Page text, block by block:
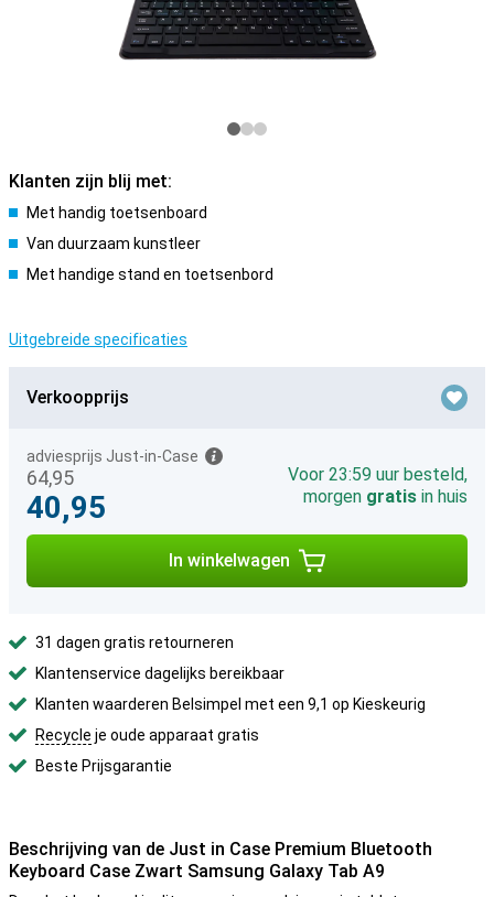
Klanten zijn blij met:
Met handig toetsenboard
Van duurzaam kunstleer
Met handige stand en toetsenbord
Uitgebreide specificaties
Verkoopprijs
64,95
adviesprijs Just-in-Case
40,95
Voor 23:59 uur besteld,
morgen gratis in huis
In winkelwagen
31 dagen gratis retourneren
Klantenservice dagelijks bereikbaar
Klanten waarderen Belsimpel met een 9,1 op Kieskeurig
Recycle je oude apparaat gratis
Beste Prijsgarantie
Beschrijving van de Just in Case Premium Bluetooth
Keyboard Case Zwart Samsung Galaxy Tab A9